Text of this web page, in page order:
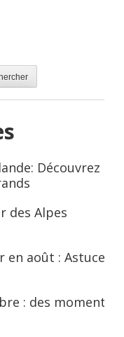
Découvrez
des Alpes
août : Astuces
: des moments